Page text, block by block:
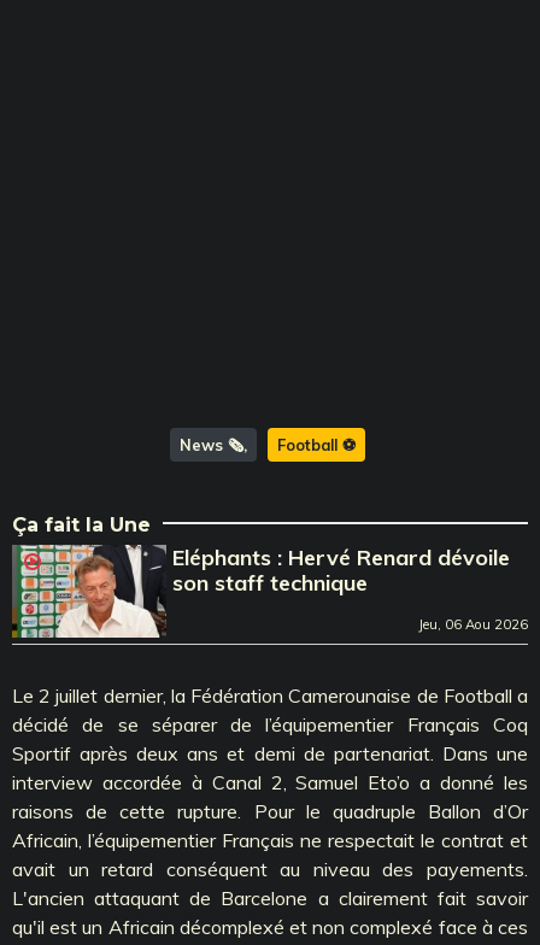
News 🗞️ Football ⚽️
Ça fait la Une
Eléphants : Hervé Renard dévoile
son staff technique
Jeu, 06 Aou 2026
Le 2 juillet dernier, la Fédération Camerounaise de Football a
décidé de se séparer de l’équipementier Français Coq
Sportif après deux ans et demi de partenariat. Dans une
interview accordée à Canal 2, Samuel Eto’o a donné les
raisons de cette rupture. Pour le quadruple Ballon d’Or
Africain, l’équipementier Français ne respectait le contrat et
avait un retard conséquent au niveau des payements.
L'ancien attaquant de Barcelone a clairement fait savoir
qu'il est un Africain décomplexé et non complexé face à ces